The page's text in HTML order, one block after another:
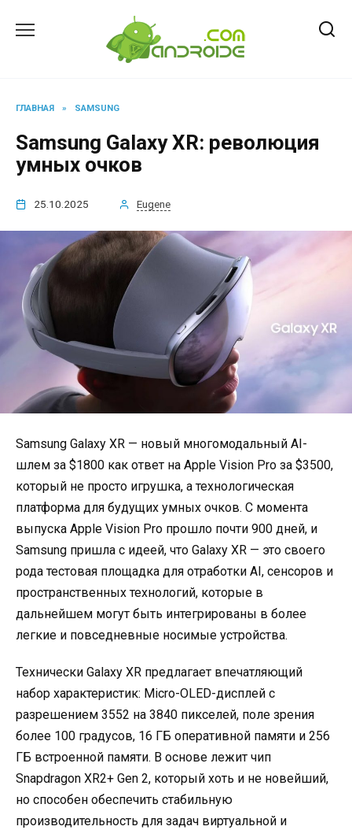
ГЛАВНАЯ » SAMSUNG
Samsung Galaxy XR: революция
умных очков
25.10.2025 Eugene
Samsung Galaxy XR — новый многомодальный AI-
шлем за $1800 как ответ на Apple Vision Pro за $3500,
который не просто игрушка, а технологическая
платформа для будущих умных очков. С момента
выпуска Apple Vision Pro прошло почти 900 дней, и
Samsung пришла с идеей, что Galaxy XR — это своего
рода тестовая площадка для отработки AI, сенсоров и
пространственных технологий, которые в
дальнейшем могут быть интегрированы в более
легкие и повседневные носимые устройства.
Технически Galaxy XR предлагает впечатляющий
набор характеристик: Micro-OLED-дисплей с
разрешением 3552 на 3840 пикселей, поле зрения
более 100 градусов, 16 ГБ оперативной памяти и 256
ГБ встроенной памяти. В основе лежит чип
Snapdragon XR2+ Gen 2, который хоть и не новейший,
но способен обеспечить стабильную
производительность для задач виртуальной и